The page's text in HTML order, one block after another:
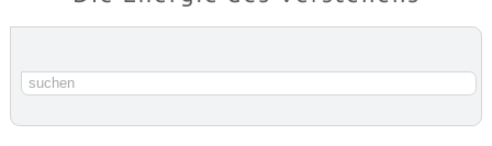
Suchbegriff